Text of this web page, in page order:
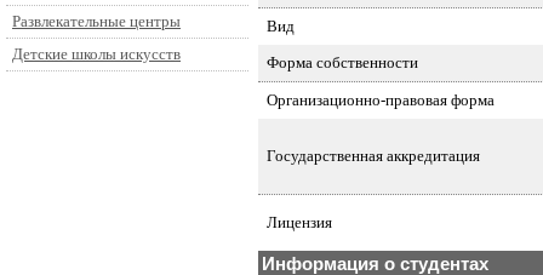
Развлекательные центры
Детские школы искусств
Вид
Форма собственности
Организационно-правовая форма
Государственная аккредитация
Лицензия
Информация о студентах